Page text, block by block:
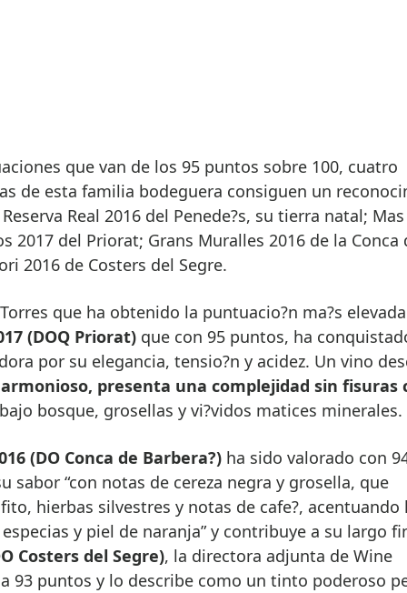
de esta familia bodeguera consiguen un
Real 2016 del Penede?s, su tierra natal;
2017 del Priorat; Grans Muralles 2016 de la Conca
2016 de Costers del Segre.
que ha obtenido la puntuacio?n ma?s
(DOQ Priorat) que con 95 puntos, ha
por su elegancia, tensio?n y acidez. Un vino
presenta una complejidad sin fisuras
bosque, grosellas y vi?vidos matices minerales.
(DO Conca de Barbera?)ha sido valorado con
sabor “con notas de cereza negra y grosella, que
hierbas silvestres y notas de cafe?, acentuando
y piel de naranja” y contribuye a su largo
Costers del Segre), la directora adjunta de Wine
93 puntos y lo describe como un tinto poderoso